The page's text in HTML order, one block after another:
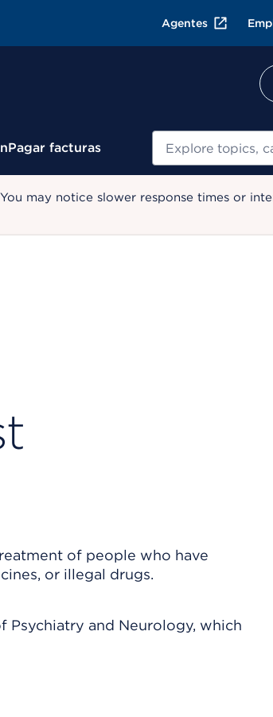
Agentes
Pagar facturas
may notice slower response times or
of people who have
or illegal drugs.
and Neurology, which